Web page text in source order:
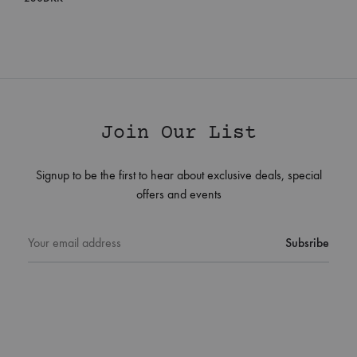
Join Our List
Signup to be the first to hear about exclusive deals, special
offers and events